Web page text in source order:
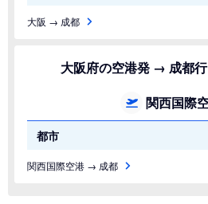
大阪 → 成都
大阪府の空港発 → 成都
関西国際
都市
関西国際空港 → 成都